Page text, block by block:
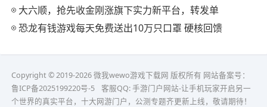
大六顺，抢先收金刚涨旗下实力新平台，转发单
恐龙有钱游戏每天免费送出10万只口罩 硬核回馈
Copyright © 2019-2026 微我wewo游戏下载网 版权所有 网站备案号：
鲁ICP备2025199220号-5
客服QQ:手游门户网站-让手机玩家开启另一
个世界的真实平台，十大网游门户，公测专题齐更新上线，敬请期待！